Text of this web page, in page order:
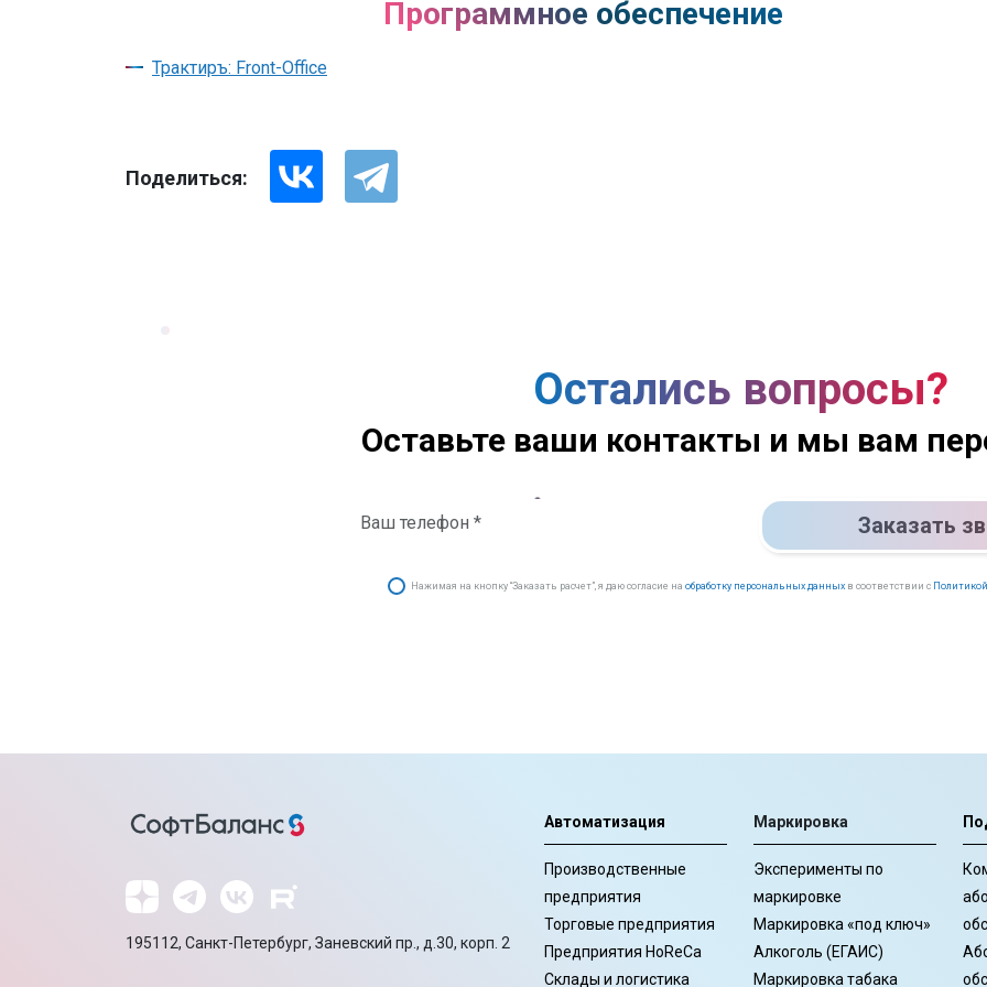
Программное обеспечение
Трактиръ: Front-Office
Поделиться:
Остались вопросы?
Оставьте ваши контакты и мы вам
Заказать
Нажимая на кнопку “Заказать расчет”, я даю согласие на обработку персональных данных в соответствии с
195112, Санкт-Петербург, Заневский пр., д.30, корп. 2
Автоматизация
Производственные
предприятия
Торговые предприятия
Предприятия HoReCa
Склады и логистика
Маркировка
Эксперименты по
маркировке
Маркировка «под ключ»
Алкоголь (ЕГАИС)
Маркировка табака